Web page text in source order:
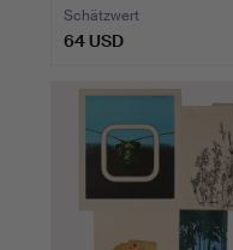
Schätzwert
64 USD